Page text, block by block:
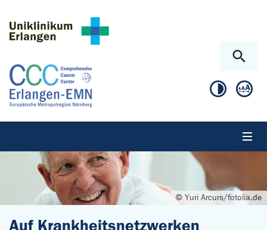
© Yuri Arcurs/fotolia.de
Auf Krankheitsnetzwerken